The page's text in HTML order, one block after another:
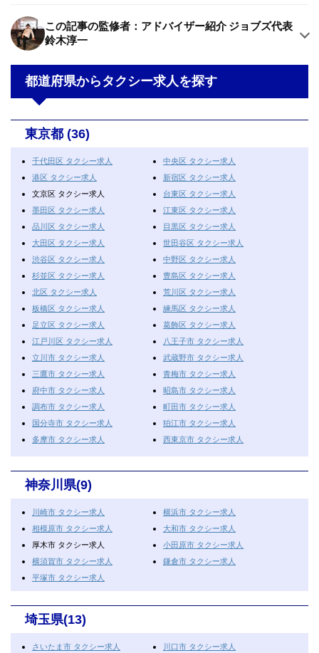
この記事の監修者：アドバイザー紹介 ジョブズ代表
鈴木淳一
都道府県からタクシー求人を探す
東京都 (36)
千代田区 タクシー求人
中央区 タクシー求人
港区 タクシー求人
新宿区 タクシー求人
文京区 タクシー求人
台東区 タクシー求人
墨田区 タクシー求人
江東区 タクシー求人
品川区 タクシー求人
目黒区 タクシー求人
大田区 タクシー求人
世田谷区 タクシー求人
渋谷区 タクシー求人
中野区 タクシー求人
杉並区 タクシー求人
豊島区 タクシー求人
北区 タクシー求人
荒川区 タクシー求人
板橋区 タクシー求人
練馬区 タクシー求人
足立区 タクシー求人
葛飾区 タクシー求人
江戸川区 タクシー求人
八王子市 タクシー求人
立川市 タクシー求人
武蔵野市 タクシー求人
三鷹市 タクシー求人
青梅市 タクシー求人
府中市 タクシー求人
昭島市 タクシー求人
調布市 タクシー求人
町田市 タクシー求人
国分寺市 タクシー求人
狛江市 タクシー求人
多摩市 タクシー求人
西東京市 タクシー求人
神奈川県(9)
川崎市 タクシー求人
横浜市 タクシー求人
相模原市 タクシー求人
大和市 タクシー求人
厚木市 タクシー求人
小田原市 タクシー求人
横須賀市 タクシー求人
鎌倉市 タクシー求人
平塚市 タクシー求人
埼玉県(13)
さいたま市 タクシー求人
川口市 タクシー求人